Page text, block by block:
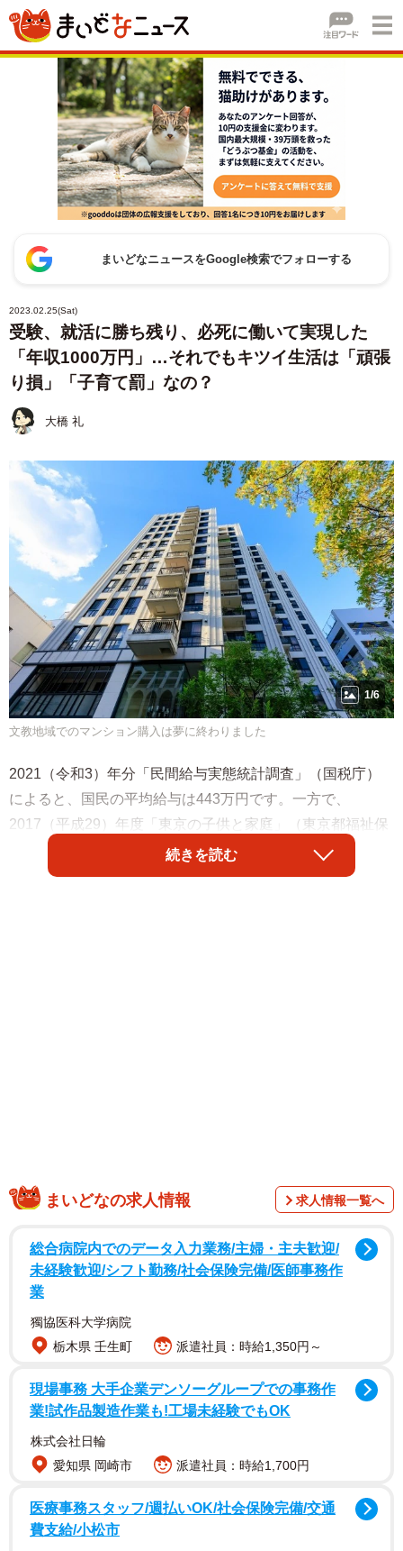
まいどなニュースをGoogle検索でフォローする
2023.02.25(Sat)
受験、就活に勝ち残り、必死に働いて実現した
「年収1000万円」…それでもキツイ生活は「頑張
り損」「子育て罰」なの？
大橋 礼
1/6
文教地域でのマンション購入は夢に終わりました
2021（令和3）年分「民間給与実態統計調査」（国税庁）
によると、国民の平均給与は443万円です。一方で、
2017（平成29）年度「東京の子供と家庭」（東京都福祉保
健局）の調査では、世帯年収1000万円以上が約21%にのぼ
ります。ところが「年収1000万円」でも都内の子育て世帯
もっと増やしたいけど、キツイんですよね」と話してくれ
たのがAさんです。話の流れから教育費のことになり、「年
収が1100万円くらいなんですけど、最近引っ越しをしてよ
うやくひと息つけたなって感じ」と言うので「年収1000万
円を超えてもキツイんですか？」と思わず問い返すと、Aさ
なわけじゃないですよ。国からの助成金とか手当だって所
得制限で減額されたり、もらえなかったりで、逆にキツイ
んです。将来の教育費、老後資金と考えると不安のほうが
大きい」と言うではありませんか。
Aさんは結婚当初、ふたりの給料を合わせるとすでに年収
続きを読む
まいどなの求人情報 求人情報一覧へ
総合病院内でのデータ入力業務/主婦・主夫歓迎/
未経験歓迎/シフト勤務/社会保険完備/医師事務作
業
獨協医科大学病院
栃木県 壬生町
派遣社員：時給1,350円～
現場事務 大手企業デンソーグループでの事務作
業!試作品製造作業も!工場未経験でもOK
株式会社日輪
愛知県 岡崎市
派遣社員：時給1,700円
医療事務スタッフ/週払いOK/社会保険完備/交通
費支給/小松市